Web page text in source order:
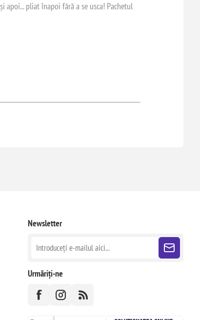
apoi... pliat înapoi fără a se usca! Pachetul
Newsletter
Urmăriți-ne